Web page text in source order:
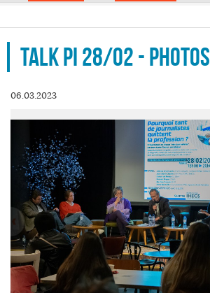
Talk PI 28/02 - Photos
06.03.2023